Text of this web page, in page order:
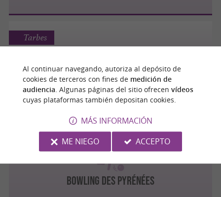
BOWLING DES OURS PYRENEENS
Tarbes
BOWLING DES PYRÉNÉES
Lannemezan
Al continuar navegando, autoriza al depósito de
cookies de terceros con fines de medición de
audiencia. Algunas páginas del sitio ofrecen vídeos
cuyas plataformas también depositan cookies.
MÁS INFORMACIÓN
ME NIEGO
ACCEPTO